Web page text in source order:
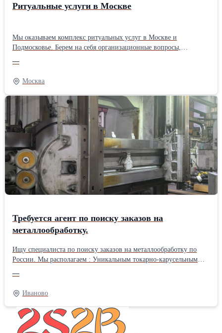
Ритуальные услуги в Москве
Мы оказываем комплекс ритуальных услуг в Москве и
Подмосковье. Берем на себя организационные вопросы,
услуг. Подробнее ознакомиться с нашими услугами можно на
официальном сайте https://rf-ritual.ru. Мы предлагаем: • гробы. •
кресты. • венки. • необходимые принадлежности для подготовки
усопшего. • ритуальные памятники и оформление мест
захоронения. Также оказываем услуги: • организация кремации.
• подготовка места захоронения. • ритуальный агент. • место на
кладбище. • подготовка помещения для проведения прощальной
церемонии. • благоустройство могил. • помощь с оформлением
необходимых документов. Мы работаем с моргами Москвы и
МО. Помогаем с оформлением документов, перевозкой усопших
и подготовкой похоронной церемонии. Наши специалисты
помогут подобрать ритуальные товары и услуги. Объединяем
продажу ритуальных товаров и оказание ритуальных услуг.
Обращайтесь к нам для оформления заказа.
—
Москва
Требуется агент по поиску заказов на
металлообработку.
Ищу специалиста по поиску заказов на металлообработку по
России. Мы располагаем : Уникальным токарно-карусельным
на 2300 мм. Также фрезерными , токарными и сверлильными
станками. Оплата — процент с каждого заключённого договора.
Звоните или пишите.
—
Иваново